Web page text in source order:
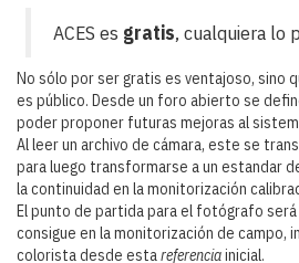
ACES es gratis, cualquiera lo
No sólo por ser gratis es ventajoso, sino
es público. Desde un foro abierto se
poder proponer futuras mejoras al
Al leer un archivo de cámara, este se
para luego transformarse a un estandar
la continuidad en la monitorización
El punto de partida para el fotógrafo
consigue en la monitorización de campo,
colorista desde estareferenciainicial.